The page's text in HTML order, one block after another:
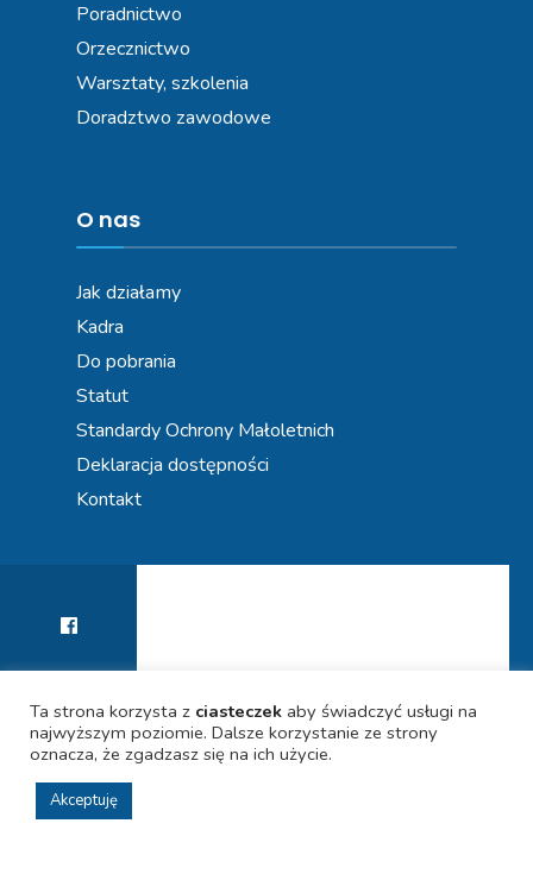
Poradnictwo
Orzecznictwo
Warsztaty, szkolenia
Doradztwo zawodowe
O nas
Jak działamy
Kadra
Do pobrania
Statut
Standardy Ochrony Małoletnich
Deklaracja dostępności
Kontakt
KIERUNEK PRZYSZŁOŚĆ! WSPIERAMY KARIERY
UCZNIÓW
POLITYKA PRYWATNOŚCI DEKLARACJA DOSTĘPNOŚCI
© 2021 SPECJALISTYCZNA PORADNIA PSYCHOLOGICZNO-
Ta strona korzysta z ciasteczek aby świadczyć usługi na
najwyższym poziomie. Dalsze korzystanie ze strony
oznacza, że zgadzasz się na ich użycie.
Akceptuję